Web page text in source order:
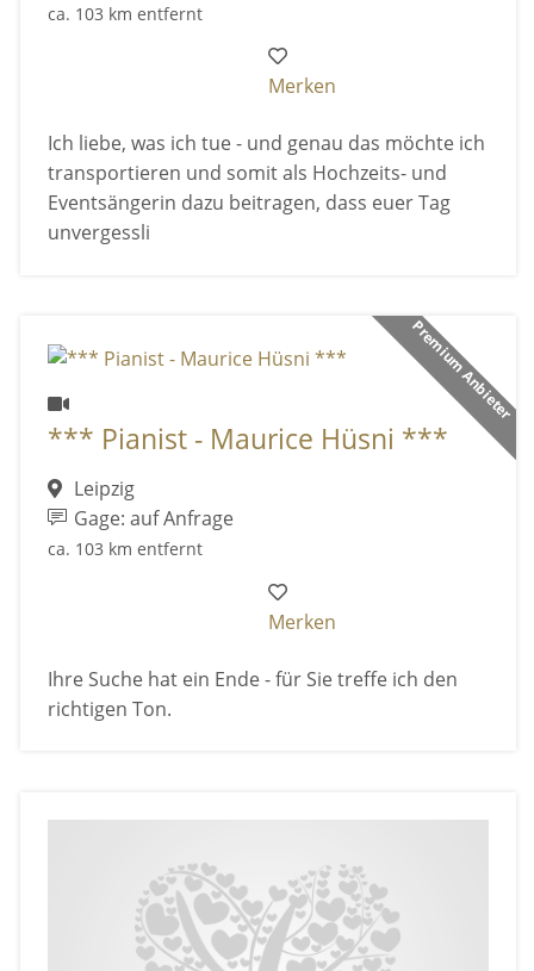
ca. 103 km entfernt
Merken
Ich liebe, was ich tue - und genau das möchte ich
transportieren und somit als Hochzeits- und
Eventsängerin dazu beitragen, dass euer Tag
unvergessli
Premium Anbieter
*** Pianist - Maurice Hüsni ***
Leipzig
Gage: auf Anfrage
ca. 103 km entfernt
Merken
Ihre Suche hat ein Ende - für Sie treffe ich den
richtigen Ton.